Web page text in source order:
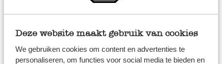
Deze website maakt gebruik van cookies
We gebruiken cookies om content en advertenties te
personaliseren, om functies voor social media te bieden en
crushed ice voor een drankje nodig hebt: er is een
stamper voor elk moment. Stevig én mooi.